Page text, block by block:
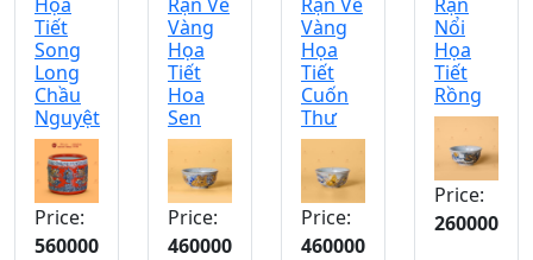
Tiết
Song
Long
Chầu
Nguyệt
Price:
560000
Vàng
Họa
Tiết
Hoa
Sen
Price:
460000
Vàng
Họa
Tiết
Cuốn
Thư
Price:
460000
Nổi
Họa
Tiết
Rồng
Price:
260000